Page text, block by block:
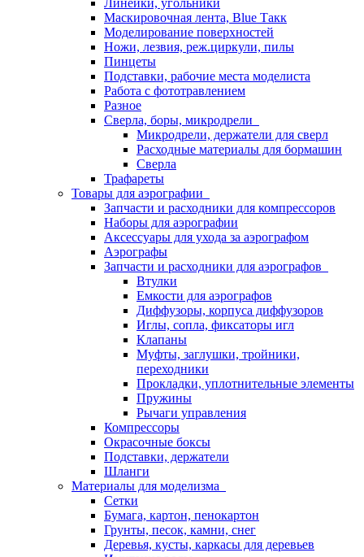
Линейки, угольники
Маскировочная лента, Blue Такк
Моделирование поверхностей
Ножи, лезвия, реж.циркули, пилы
Пинцеты
Подставки, рабочие места моделиста
Работа с фототравлением
Разное
Сверла, боры, микродрели
Микродрели, держатели для сверл
Расходные материалы для бормашин
Сверла
Трафареты
Товары для аэрографии
Запчасти и расходники для компрессоров
Наборы для аэрографии
Аксессуары для ухода за аэрографом
Аэрографы
Запчасти и расходники для аэрографов
Втулки
Емкости для аэрографов
Диффузоры, корпуса диффузоров
Иглы, сопла, фиксаторы игл
Клапаны
Муфты, заглушки, тройники,
переходники
Прокладки, уплотнительные элементы
Пружины
Рычаги управления
Компрессоры
Окрасочные боксы
Подставки, держатели
Шланги
Материалы для моделизма
Сетки
Бумага, картон, пенокартон
Грунты, песок, камни, снег
Деревья, кусты, каркасы для деревьев